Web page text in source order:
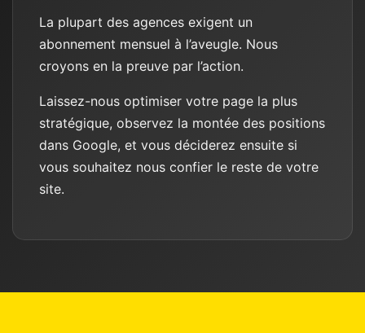
La plupart des agences exigent un
abonnement mensuel à l’aveugle. Nous
croyons en la preuve par l’action.
Laissez-nous optimiser votre page la plus
stratégique, observez la montée des positions
dans Google, et vous déciderez ensuite si
vous souhaitez nous confier le reste de votre
site.